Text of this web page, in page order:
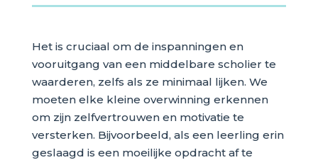
Het is cruciaal om de inspanningen en
vooruitgang van een middelbare scholier te
waarderen, zelfs als ze minimaal lijken. We
moeten elke kleine overwinning erkennen
om zijn zelfvertrouwen en motivatie te
versterken. Bijvoorbeeld, als een leerling erin
geslaagd is een moeilijke opdracht af te